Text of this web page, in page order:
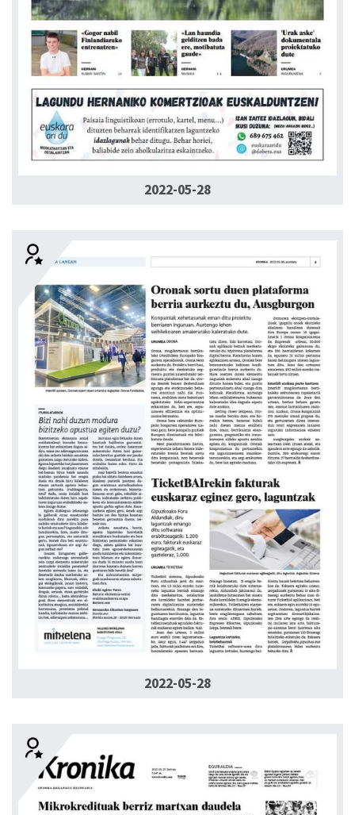
2022-05-28
2022-05-28